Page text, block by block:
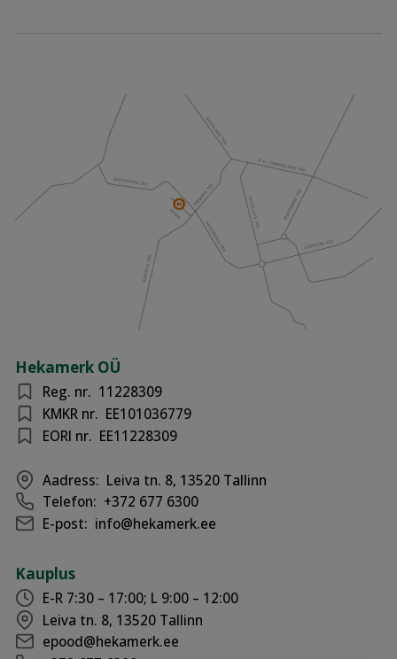
Hekamerk OÜ
Reg. nr. 11228309
KMKR nr. EE101036779
EORI nr. EE11228309
Aadress: Leiva tn. 8, 13520 Tallinn
Telefon: +372 677 6300
E-post: info@hekamerk.ee
Kauplus
E-R 7:30 – 17:00; L 9:00 – 12:00
Leiva tn. 8, 13520 Tallinn
epood@hekamerk.ee